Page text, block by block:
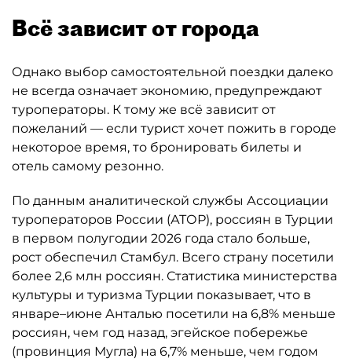
Всё зависит от города
Однако выбор самостоятельной поездки далеко
не всегда означает экономию, предупреждают
туроператоры. К тому же всё зависит от
пожеланий — если турист хочет пожить в городе
некоторое время, то бронировать билеты и
отель самому резонно.
По данным аналитической службы Ассоциации
туроператоров России (АТОР), россиян в Турции
в первом полугодии 2026 года стало больше,
рост обеспечил Стамбул. Всего страну посетили
более 2,6 млн россиян. Статистика министерства
культуры и туризма Турции показывает, что в
январе–июне Анталью посетили на 6,8% меньше
россиян, чем год назад, эгейское побережье
(провинция Мугла) на 6,7% меньше, чем годом